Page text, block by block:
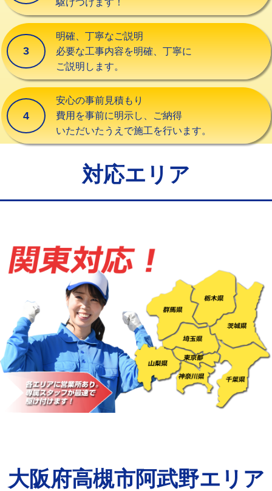
交換・取付（その他部品）
持込商品取付（単水栓）
持込商品取付（混合水栓） 16,500円
持込商品取付（浄水器・分岐水栓） 16,500円
給水管工事※（ホール加工)
給水管工事※（バンド止め) 3,300円
給水管工事※（保温材使用（バンド止
5,500円
給水管工事※（塩ビ管（VP・HI）使
用/3ｍまで)
給水管工事※（塩ビ管（VP・HI）使
用（追加）/3ｍ超え)
+8,800円
給水管工事※（ライニング鋼管・銅
管・ポリ管・HT管使用/3ｍまで)
44,000円
給水管工事※（ライニング鋼管・銅
管・ポリ管・HT管使用/3ｍ超え)
+8,800円
マス交換（土の掘削・埋め戻し作業）
コンクリート斫り（厚さ10㎝まで） 27,500円
3
明確、丁寧なご説明
必要な工事内容を明確、丁寧に
ご説明します。
4
安心の事前見積もり
費用を事前に明示し、ご納得
いただいたうえで施工を行います。
対応エリア
大阪府高槻市阿武野エリア